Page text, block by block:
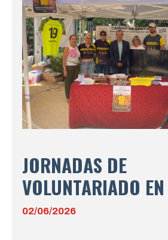
JORNADAS DE
VOLUNTARIADO
02/06/2026